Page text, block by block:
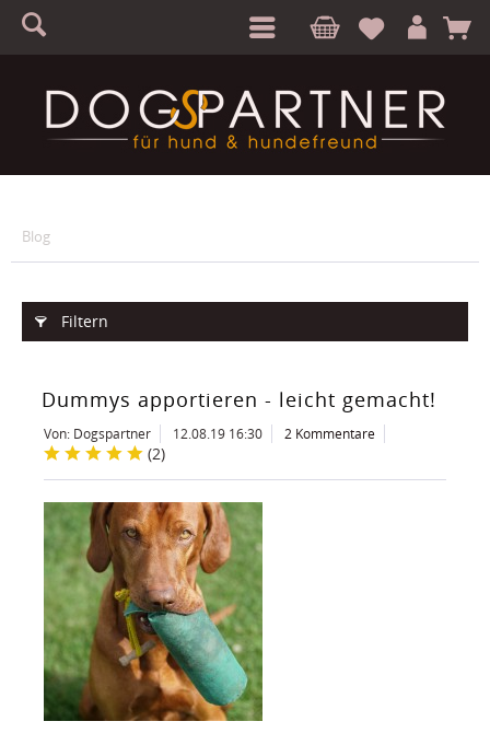
S A
Blog
Filtern
Dummys apportieren - leicht gemacht!
Von: Dogspartner 12.08.19 16:30 2 Kommentare
(2)